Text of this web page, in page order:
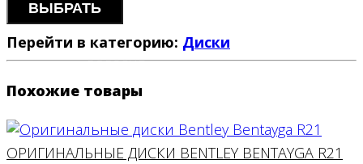
LEXUS
PORSCHE
ВЫБРАТЬ
Перейти в категорию: Диски
Похожие товары
ОРИГИНАЛЬНЫЕ ДИСКИ BENTLEY BENTAYGA R21